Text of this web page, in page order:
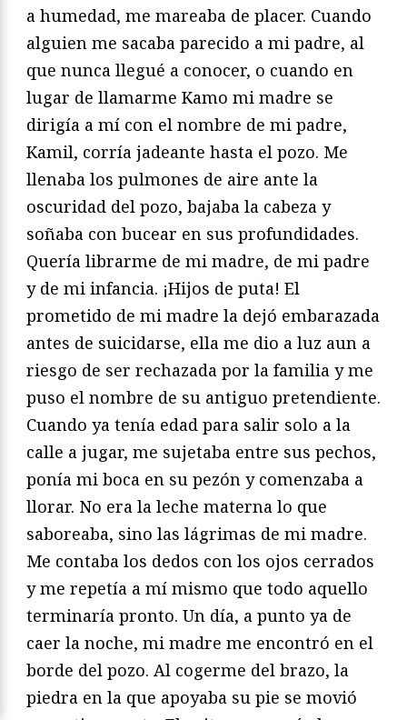
a humedad, me mareaba de placer. Cuando
alguien me sacaba parecido a mi padre, al
que nunca llegué a conocer, o cuando en
lugar de llamarme Kamo mi madre se
dirigía a mí con el nombre de mi padre,
Kamil, corría jadeante hasta el pozo. Me
llenaba los pulmones de aire ante la
oscuridad del pozo, bajaba la cabeza y
soñaba con bucear en sus profundidades.
Quería librarme de mi madre, de mi padre
y de mi infancia. ¡Hijos de puta! El
prometido de mi madre la dejó embarazada
antes de suicidarse, ella me dio a luz aun a
riesgo de ser rechazada por la familia y me
puso el nombre de su antiguo pretendiente.
Cuando ya tenía edad para salir solo a la
calle a jugar, me sujetaba entre sus pechos,
ponía mi boca en su pezón y comenzaba a
llorar. No era la leche materna lo que
saboreaba, sino las lágrimas de mi madre.
Me contaba los dedos con los ojos cerrados
y me repetía a mí mismo que todo aquello
terminaría pronto. Un día, a punto ya de
caer la noche, mi madre me encontró en el
borde del pozo. Al cogerme del brazo, la
piedra en la que apoyaba su pie se movió